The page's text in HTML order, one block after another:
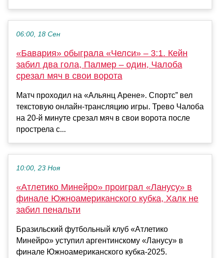
06:00, 18 Сен
«Бавария» обыграла «Челси» – 3:1. Кейн
забил два гола, Палмер – один, Чалоба
срезал мяч в свои ворота
Матч проходил на «Альянц Арене». Спортс” вел
текстовую онлайн-трансляцию игры. Трево Чалоба
на 20-й минуте срезал мяч в свои ворота после
прострела с...
10:00, 23 Ноя
«Атлетико Минейро» проиграл «Ланусу» в
финале Южноамериканского кубка, Халк не
забил пенальти
Бразильский футбольный клуб «Атлетико
Минейро» уступил аргентинскому «Ланусу» в
финале Южноамериканского кубка‑2025.